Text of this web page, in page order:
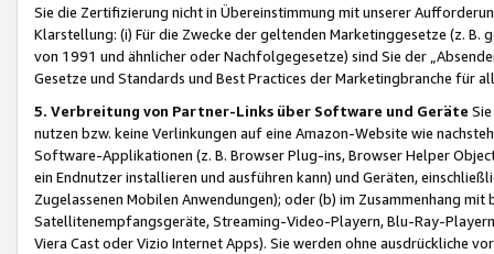
Sie die Zertifizierung nicht in Übereinstimmung mit unserer
Klarstellung: (i) Für die Zwecke der geltenden Marketinggesetze (z. B.
von 1991 und ähnlicher oder Nachfolgegesetze) sind Sie der
Gesetze und Standards und Best Practices der Marketingbranche für
5. Verbreitung von Partner-Links über Software und Geräte
nutzen bzw. keine Verlinkungen auf eine Amazon-Website wie
Software-Applikationen (z. B. Browser Plug-ins, Browser Helper
ein Endnutzer installieren und ausführen kann) und Geräten,
Zugelassenen Mobilen Anwendungen); oder (b) im Zusammenhang
Satellitenempfangsgeräte, Streaming-Video-Playern, Blu-Ray-
Viera Cast oder Vizio Internet Apps). Sie werden ohne ausdrückliche